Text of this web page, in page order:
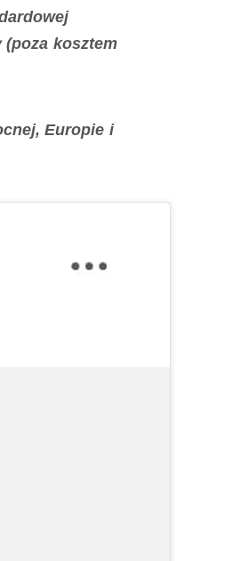
(poza kosztem
Europie i